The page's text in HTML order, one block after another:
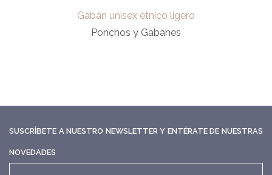
Gabán unisex étnico ligero
Ponchos y Gabanes
SUSCRÍBETE A NUESTRO NEWSLETTER Y ENTÉRATE DE NUESTRAS
NOVEDADES